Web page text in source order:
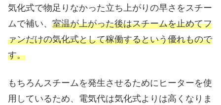
気化式で物足りなかった立ち上がりの早さをスチー
ムで補い、 室温が上がった後はスチームを止めてフ
ァンだけの気化式として稼働するという優れもので
す。
もちろんスチームを発生させるためにヒーターを使
用しているため、電気代は気化式よりは高くなりま